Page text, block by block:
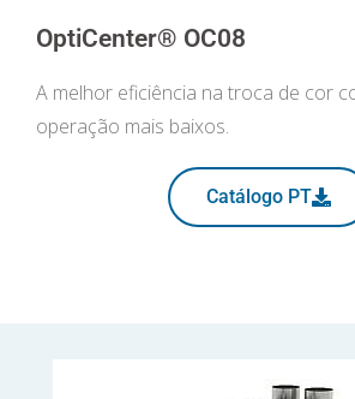
OptiCenter® OC08
A melhor eficiência na troca de cor
operação mais baixos.
Catálogo PT